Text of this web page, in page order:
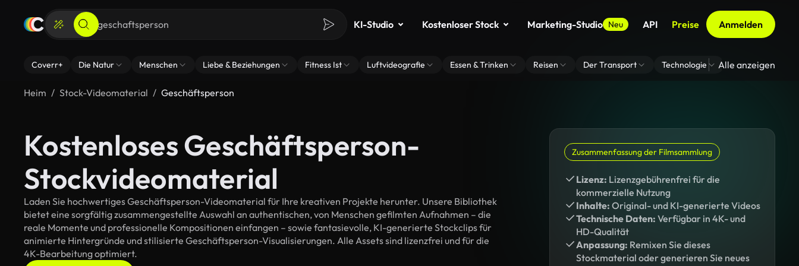
KI-Studio Kostenloser Stock Marketing-Studio Neu API Preise Anmelden
Coverr+ Die Natur Menschen Liebe & Beziehungen Fitness Ist Luftvideografie Essen & Trinken Reisen Der Transport Technologie Zoom Virtuelle
Alle anzeigen
Heim Stock-Videomaterial Geschäftsperson
Kostenloses Geschäftsperson-
Stockvideomaterial
Laden Sie hochwertiges Geschäftsperson-Videomaterial für Ihre kreativen Projekte herunter. Unsere Bibliothek
bietet eine sorgfältig zusammengestellte Auswahl an authentischen, von Menschen gefilmten Aufnahmen – die
reale Momente und professionelle Kompositionen einfangen – sowie fantasievolle, KI-generierte Stockclips für
animierte Hintergründe und stilisierte Geschäftsperson-Visualisierungen. Alle Assets sind lizenzfrei und für die
4K-Bearbeitung optimiert.
Zusammenfassung der Filmsammlung
Lizenz: Lizenzgebührenfrei für die
kommerzielle Nutzung
Inhalte: Original- und KI-generierte Videos
Technische Daten: Verfügbar in 4K- und
HD-Qualität
Anpassung: Remixen Sie dieses
Stockmaterial oder generieren Sie neues